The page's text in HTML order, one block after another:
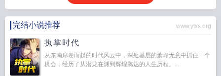
心，才能平息天怒，驱除天灾。这位十三皇子名叫沈白。起初他拼力反抗，几次
逃走，最后，护了他十七年的母妃鬓发花白，亲自跪下来苦苦哀求他，请他为苍
生献祭。他心灰死寂，引颈受戮，亲自将阵钉一颗颗钉入体内，将自己永久地封
将他从阵中救出，只听她说：白鹭国上空有厉鬼盘踞，才引来频频灾祸，你别在
这里待着，快些随流民转移到安全的地方，不要影响我一会儿大开杀戒。那时沈
白才得知，那场灾厄与他无关，他替那厉鬼受了子民十七年的指摘和怨恨。他孑
完结小说推荐 www.ytxs.org
执掌时代
从东南席卷而起的时代风云中，深处基层的萧峥无意中抓住一个
机会，经历了从潜龙在渊到辉煌腾达的人生历程。...